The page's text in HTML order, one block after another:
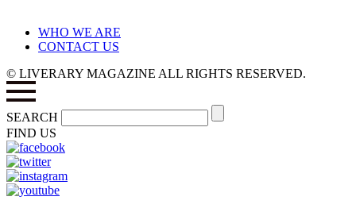
WHO WE ARE
CONTACT US
© LIVERARY MAGAZINE ALL RIGHTS RESERVED.
SEARCH
FIND US